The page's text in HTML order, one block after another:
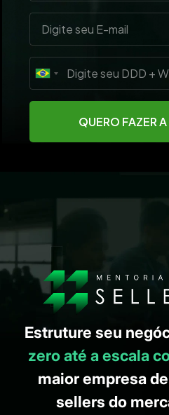
Brazil
+55
QUERO FAZER
Estruture seu
zero até a escala
maior empresa
sellers do